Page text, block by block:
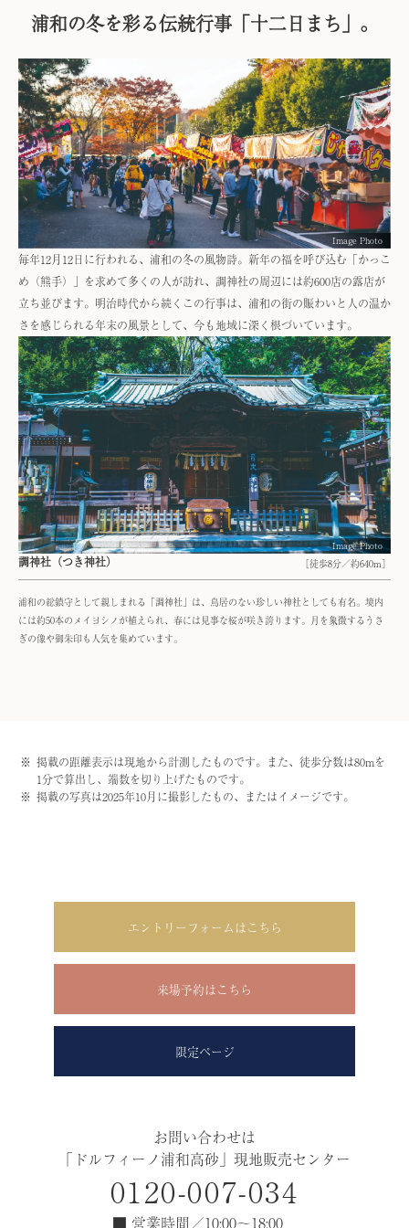
浦和の冬を彩る伝統行事「十二日まち」。
Image Photo
毎年12月12日に行われる、浦和の冬の風物詩。新年の福を呼び込む「かっこ
め（熊手）」を求めて多くの人が訪れ、調神社の周辺には約600店の露店が
立ち並びます。明治時代から続くこの行事は、浦和の街の賑わいと人の温か
さを感じられる年末の風景として、今も地域に深く根づいています。
Image Photo
調神社（つき神社） ［徒歩8分／約640m］
浦和の総鎮守として親しまれる「調神社」は、鳥居のない珍しい神社としても有名。境内
には約50本のメイヨシノが植えられ、春には見事な桜が咲き誇ります。月を象徴するうさ
ぎの像や御朱印も人気を集めています。
掲載の距離表示は現地から計測したものです。また、徒歩分数は80mを
1分で算出し、端数を切り上げたものです。
掲載の写真は2025年10月に撮影したもの、またはイメージです。
エントリーフォームはこちら
来場予約はこちら
限定ページ
お問い合わせは
「ドルフィーノ浦和高砂」現地販売センター
0120-007-034
■ 営業時間／10:00～18:00